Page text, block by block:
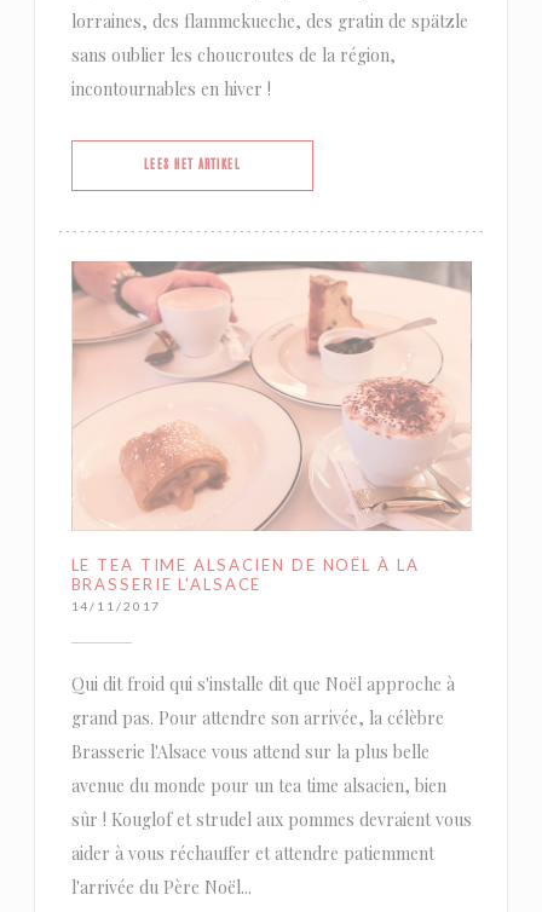
lorraines, des flammekueche, des gratin de spätzle
sans oublier les choucroutes de la région,
incontournables en hiver !
LEES HET ARTIKEL
LE TEA TIME ALSACIEN DE NOËL À LA
BRASSERIE L'ALSACE
14/11/2017
Qui dit froid qui s'installe dit que Noël approche à
grand pas. Pour attendre son arrivée, la célèbre
Brasserie l'Alsace vous attend sur la plus belle
avenue du monde pour un tea time alsacien, bien
sûr ! Kouglof et strudel aux pommes devraient vous
aider à vous réchauffer et attendre patiemment
l'arrivée du Père Noël...